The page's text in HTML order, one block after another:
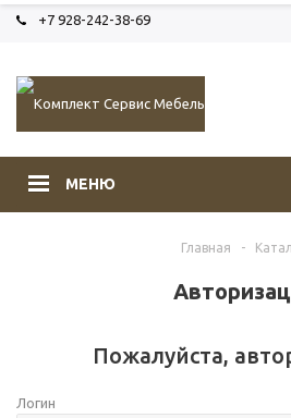
+7 928-242-38-69
МЕНЮ
Главная -
Пожалуйста,
Логин